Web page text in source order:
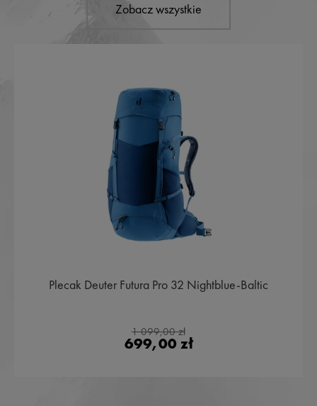
Zobacz wszystkie
Plecak Deuter Futura Pro 32 Nightblue-Baltic
1 099,00 zł
699,00 zł